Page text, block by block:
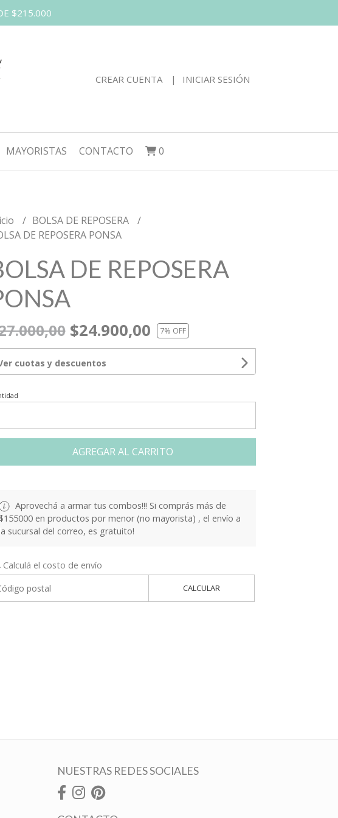
$215.000
CREAR CUENTA INICIAR SESIÓN
MAYORISTAS CONTACTO 0
BOLSA DE REPOSERA
DE REPOSERA PONSA
DE REPOSERA
$24.900,00 7% OFF
cuotas y descuentos
AGREGAR AL CARRITO
Aprovechá a armar tus combos!!! Si comprás más de
$155000 en productos por menor (no mayorista) , el envío a
sucursal del correo, es gratuito!
Calculá el costo de envío
CALCULAR
NUESTRAS REDES SOCIALES